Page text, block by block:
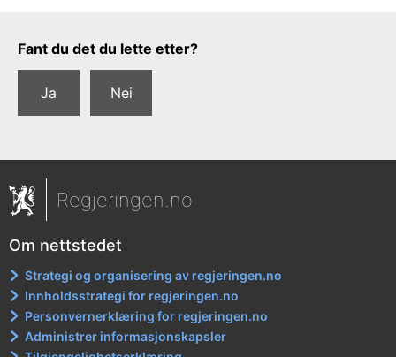
Tilbakemeldingsskjema
Fant du det du lette etter?
Ja Nei
Regjeringen.no
Om nettstedet
Strategi og organisering av regjeringen.no
Innholdsstrategi for regjeringen.no
Personvernerklæring for regjeringen.no
Administrer informasjonskapsler